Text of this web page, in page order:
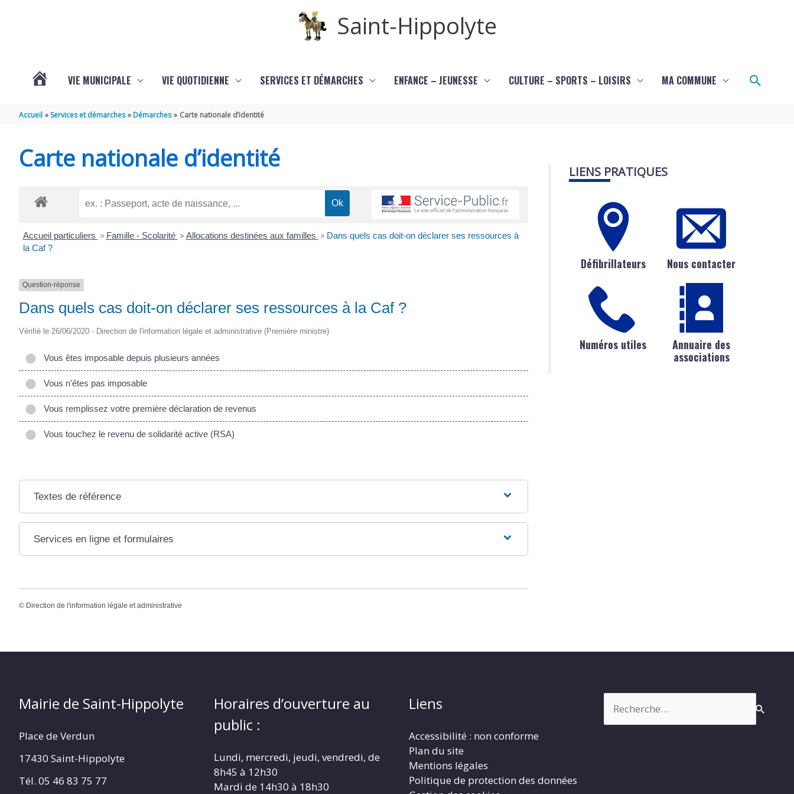
Saint-Hippolyte
SAINT-
HIPPOLYTE
(17430)
VIE MUNICIPALE VIE QUOTIDIENNE SERVICES ET DÉMARCHES ENFANCE – JEUNESSE CULTURE – SPORTS – LOISIRS MA COMMUNE
Accueil Services et démarches Démarches Carte nationale d’identité
Carte nationale d’identité
Accueil particuliers > Famille - Scolarité > Allocations destinées aux familles > Dans quels cas doit-on déclarer ses ressources à
la Caf ?
Question-réponse
Dans quels cas doit-on déclarer ses ressources à la Caf ?
Vérifié le 26/06/2020 - Direction de l'information légale et administrative (Première ministre)
Vous êtes imposable depuis plusieurs années
Vous n'êtes pas imposable
Vous remplissez votre première déclaration de revenus
Vous touchez le revenu de solidarité active (RSA)
Textes de référence
Services en ligne et formulaires
© Direction de l'information légale et administrative
LIENS PRATIQUES
Défibrillateurs Nous contacter
Numéros utiles
Annuaire des
associations
Mairie de Saint-Hippolyte
Place de Verdun
17430 Saint-Hippolyte
Tél. 05 46 83 75 77
Horaires d’ouverture au
public :
Lundi, mercredi, jeudi, vendredi, de
8h45 à 12h30
Mardi de 14h30 à 18h30
Liens
Accessibilité : non conforme
Plan du site
Mentions légales
Politique de protection des données